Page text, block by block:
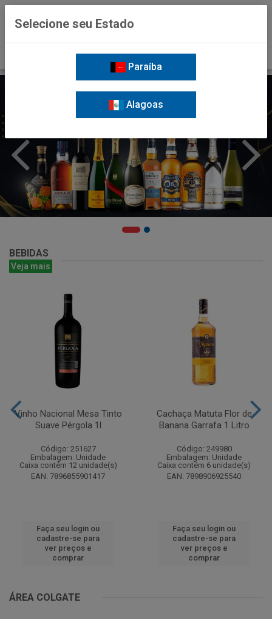
BEBIDAS
Veja mais
Vinho Nacional Mesa Tinto
Suave Pérgola 1l
Código: 251627
Embalagem: Unidade
Caixa contém 12 unidade(s)
EAN: 7896855901417
Faça seu login ou
cadastre-se para
ver preços e
comprar
Cachaça Matuta Flor de
Banana Garrafa 1 Litro
Código: 249980
Embalagem: Unidade
Caixa contém 6 unidade(s)
EAN: 7898906925540
Faça seu login ou
cadastre-se para
ver preços e
comprar
ÁREA COLGATE
Selecione seu Estado
Paraíba
Alagoas